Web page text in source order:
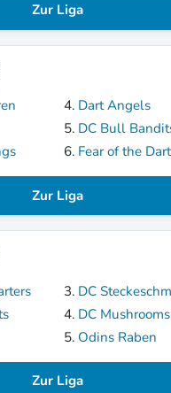
Zur Liga
Dart Angels
DC Bull
Fear of the Dart
Zur Liga
DC
DC Mushrooms
Odins Raben
Zur Liga